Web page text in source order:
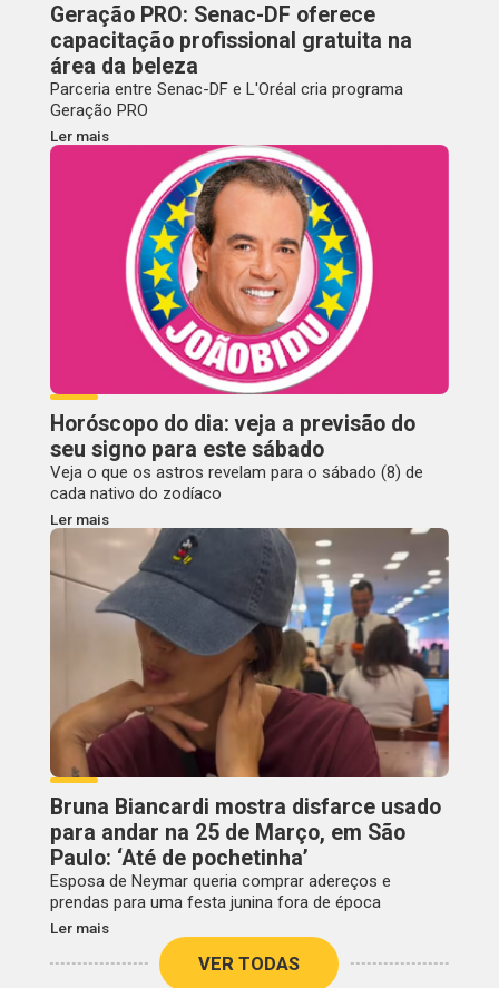
Geração PRO: Senac-DF oferece
capacitação profissional gratuita na
área da beleza
Parceria entre Senac-DF e L'Oréal cria programa
Geração PRO
Ler mais
Horóscopo do dia: veja a previsão do
seu signo para este sábado
Veja o que os astros revelam para o sábado (8) de
cada nativo do zodíaco
Ler mais
Bruna Biancardi mostra disfarce usado
para andar na 25 de Março, em São
Paulo: ‘Até de pochetinha’
Esposa de Neymar queria comprar adereços e
prendas para uma festa junina fora de época
Ler mais
VER TODAS